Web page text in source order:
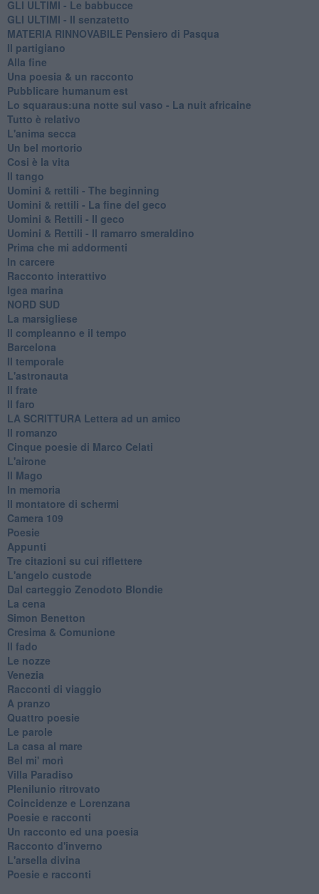
GLI ULTIMI - Le babbucce
GLI ULTIMI - Il senzatetto
MATERIA RINNOVABILE Pensiero di Pasqua
Il partigiano
Alla fine
Una poesia & un racconto
Pubblicare humanum est
Lo squaraus:una notte sul vaso - La nuit africaine
Tutto è relativo
L'anima secca
Un bel mortorio
Cosi è la vita
Il tango
​Uomini & rettili - The beginning
​Uomini & rettili - La fine del geco
Uomini & Rettili - Il geco
Uomini & Rettili - Il ramarro smeraldino
Prima che mi addormenti
In carcere
Racconto interattivo
Igea marina
​NORD SUD
La marsigliese
Il compleanno e il tempo
Barcelona
Il temporale
L'astronauta
Il frate
Il faro
​LA SCRITTURA Lettera ad un amico
Il romanzo
Cinque poesie di Marco Celati
L'airone
Il Mago
In memoria
Il montatore di schermi
Camera 109
Poesie
Appunti
Tre citazioni su cui riflettere
L'angelo custode
Dal carteggio Zenodoto Blondie
La cena
Simon Benetton
Cresima & Comunione
Il fado
Le nozze
Venezia
Racconti di viaggio
A pranzo
Quattro poesie
Le parole
La casa al mare
Bel mi' morì
Villa Paradiso
Plenilunio ritrovato
Coincidenze e Lorenzana
Poesie e racconti
Un racconto ed una poesia
Racconto d'inverno
​L'arsella divina
Poesie e racconti